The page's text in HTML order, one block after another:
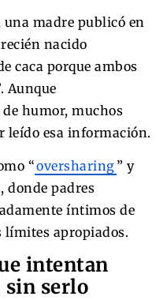
madre publicó en
nacido
caca porque ambos
Aunque
humor, muchos
leído esa información.
“oversharing ” y
donde padres
íntimos de
límites apropiados.
intentan
sin serlo